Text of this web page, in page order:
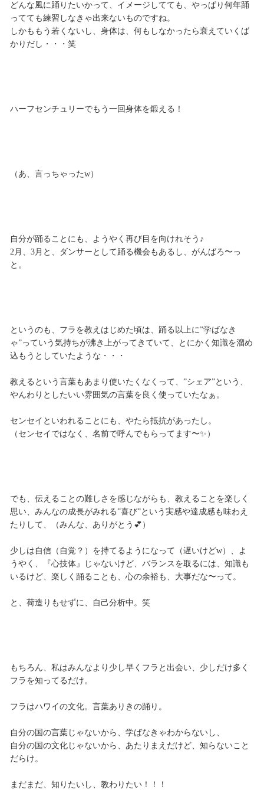
どんな風に踊りたいかって、イメージしてても、やっぱり何年踊
ってても練習しなきゃ出来ないものですね。
しかももう若くないし、身体は、何もしなかったら衰えていくば
かりだし・・・笑
ハーフセンチュリーでもう一回身体を鍛える！
（あ、言っちゃったw）
自分が踊ることにも、ようやく再び目を向けれそう♪
2月、3月と、ダンサーとして踊る機会もあるし、がんばろ〜っ
と。
というのも、フラを教えはじめた頃は、踊る以上に”学ばなき
ゃ”っていう気持ちが沸き上がってきていて、とにかく知識を溜め
込もうとしていたような・・・
教えるという言葉もあまり使いたくなくって、”シェア”という、
やんわりとしたいい雰囲気の言葉を良く使っていたなぁ。
センセイといわれることにも、やたら抵抗があったし。
（センセイではなく、名前で呼んでもらってます〜✨）
でも、伝えることの難しさを感じながらも、教えることを楽しく
思い、みんなの成長がみれる”喜び”という実感や達成感も味わえ
たりして、（みんな、ありがとう💕）
少しは自信（自覚？）を持てるようになって（遅いけどw）、よ
うやく、『心技体』じゃないけど、バランスを取るには、知識も
いるけど、楽しく踊ることも、心の余裕も、大事だな〜って。
と、荷造りもせずに、自己分析中。笑
もちろん、私はみんなより少し早くフラと出会い、少しだけ多く
フラを知ってるだけ。
フラはハワイの文化。言葉ありきの踊り。
自分の国の言葉じゃないから、学ばなきゃわからないし、
自分の国の文化じゃないから、あたりまえだけど、知らないこと
だらけ。
まだまだ、知りたいし、教わりたい！！！